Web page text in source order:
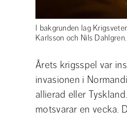
I bakgrunden lag
Karlsson och Nils
Årets krigsspel var
invasionen i
allierad eller
motsvarar en vecka.